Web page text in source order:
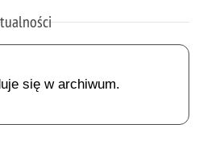
się w archiwum.